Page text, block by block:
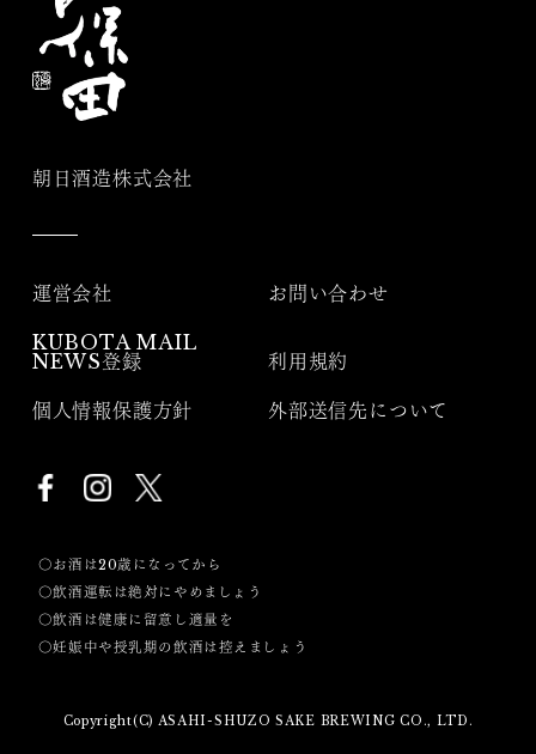
朝日酒造株式会社
運営会社 お問い合わせ
KUBOTA MAIL
NEWS登録
利用規約
個人情報保護方針 外部送信先について
〇お酒は20歳になってから
〇飲酒運転は絶対にやめましょう
〇飲酒は健康に留意し適量を
〇妊娠中や授乳期の飲酒は控えましょう
Copyright(C) ASAHI-SHUZO SAKE BREWING CO., LTD.